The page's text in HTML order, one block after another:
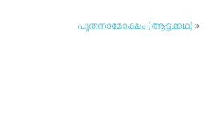
പൂതനാമോക്ഷം (ആട്ടക്കഥ)»